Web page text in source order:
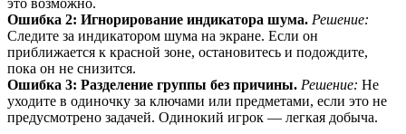
это возможно.
Ошибка 2: Игнорирование индикатора шума. Решение:
Следите за индикатором шума на экране. Если он
приближается к красной зоне, остановитесь и подождите,
пока он не снизится.
Ошибка 3: Разделение группы без причины. Решение: Не
уходите в одиночку за ключами или предметами, если это не
предусмотрено задачей. Одинокий игрок — легкая добыча.